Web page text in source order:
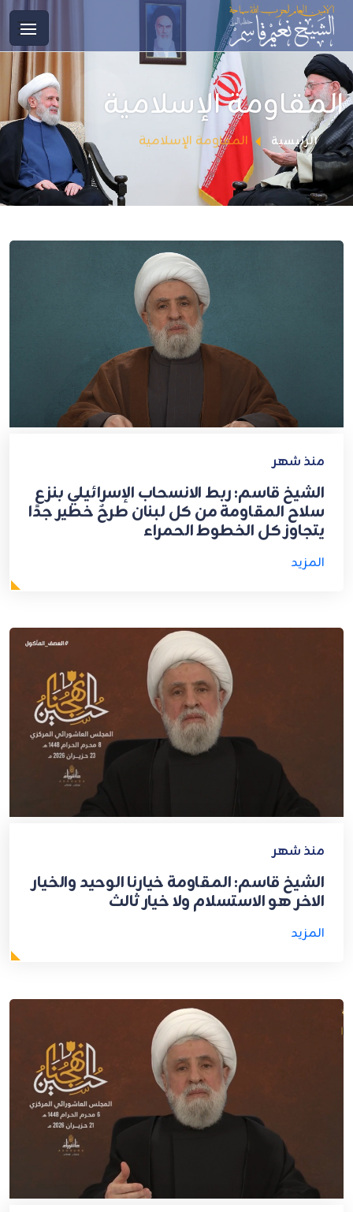
المقاومة الإسلامية
الرئيسية المقاومة الإسلامية
منذ شهر
الشيخ قاسم: ربط الانسحاب الإسرائيلي بنزع
سلاح المقاومة من كل لبنان طرحٌ خطير جدًا
يتجاوز كل الخطوط الحمراء
المزيد
منذ شهر
الشيخ قاسم: المقاومة خيارنا الوحيد والخيار
الاخر هو الاستسلام ولا خيار ثالث
المزيد